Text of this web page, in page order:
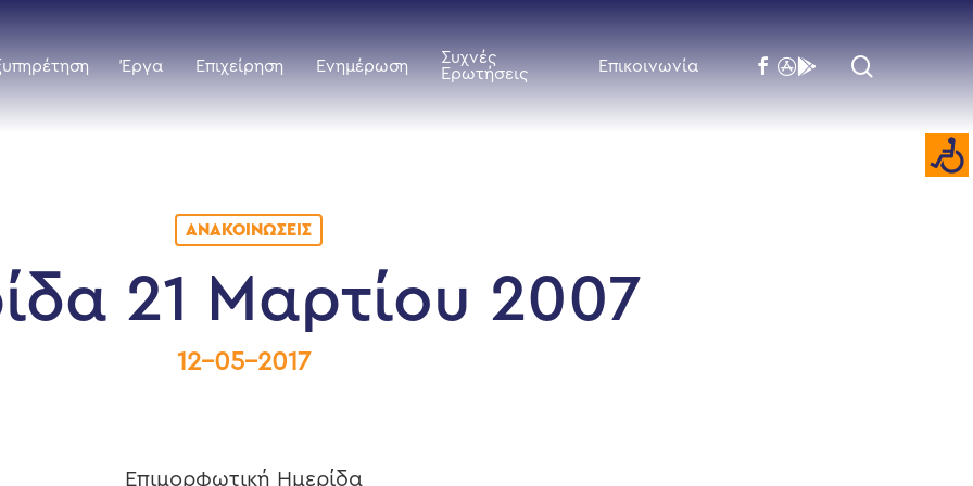
Έργα Επιχείρηση Ενημέρωση
Συχνές
Ερωτήσεις
Επικοινωνία facebook
flickrbehance
ΑΝΑΚΟΙΝΏΣΕΙΣ
21 Μαρτίου 2007
12-05-2017
Επιμορφωτική Ημερίδα